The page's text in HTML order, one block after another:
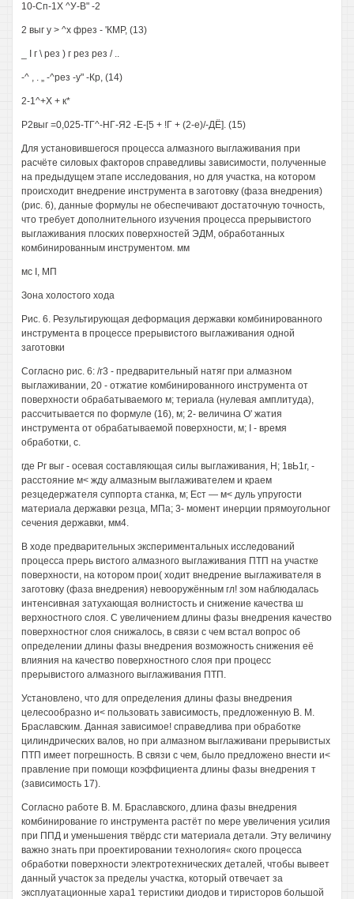
10-Сп-1Х ^У-В" -2
2 выг у > ^х фрез - 'КМР, (13)
_ I г \ рез ) г рез рез / ..
-^ , . „ -^рез -у" -Кр, (14)
2-1^+Х + к*
Р2выг =0,025-ТГ^-НГ-Я2 -Е-[5 + !Г + (2-е)/-ДЁ]. (15)
Для установившегося процесса алмазного выглаживания при
расчёте силовых факторов справедливы зависимости, полученные
на предыдущем этапе исследования, но для участка, на котором
происходит внедрение инструмента в заготовку (фаза внедрения)
(рис. 6), данные формулы не обеспечивают достаточную точность,
что требует дополнительного изучения процесса прерывистого
выглаживания плоских поверхностей ЭДМ, обработанных
комбинированным инструментом. мм
мс I, МП
Зона холостого хода
Рис. 6. Результирующая деформация державки комбинированного
инструмента в процессе прерывистого выглаживания одной
заготовки
Согласно рис. 6: /г3 - предварительный натяг при алмазном
выглаживании, 20 - отжатие комбинированного инструмента от
поверхности обрабатываемого м; териала (нулевая амплитуда),
рассчитывается по формуле (16), м; 2- величина О' жатия
инструмента от обрабатываемой поверхности, м; I - время
обработки, с.
где Рг выг - осевая составляющая силы выглаживания, Н; 1вЬ1г, -
расстояние м< жду алмазным выглаживателем и краем
резцедержателя суппорта станка, м; Ест — м< дуль упругости
материала державки резца, МПа; 3- момент инерции прямоугольног
сечения державки, мм4.
В ходе предварительных экспериментальных исследований
процесса прерь вистого алмазного выглаживания ПТП на участке
поверхности, на котором прои( ходит внедрение выглаживателя в
заготовку (фаза внедрения) невооружённым гл! зом наблюдалась
интенсивная затухающая волнистость и снижение качества ш
верхностного слоя. С увеличением длины фазы внедрения качество
поверхностног слоя снижалось, в связи с чем встал вопрос об
определении длины фазы внедрения возможность снижения её
влияния на качество поверхностного слоя при процесс
прерывистого алмазного выглаживания ПТП.
Установлено, что для определения длины фазы внедрения
целесообразно и< пользовать зависимость, предложенную В. М.
Браславским. Данная зависимое! справедлива при обработке
цилиндрических валов, но при алмазном выглаживани прерывистых
ПТП имеет погрешность. В связи с чем, было предложено внести и<
правление при помощи коэффициента длины фазы внедрения т
(зависимость 17).
Согласно работе В. М. Браславского, длина фазы внедрения
комбинирование го инструмента растёт по мере увеличения усилия
при ППД и уменьшения твёрдс сти материала детали. Эту величину
важно знать при проектировании технология« ского процесса
обработки поверхности электротехнических деталей, чтобы вывеет
данный участок за пределы участка, который отвечает за
эксплуатационные хара1 теристики диодов и тиристоров большой